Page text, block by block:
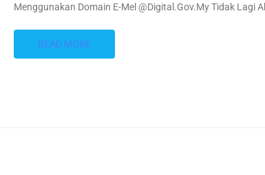
Menggunakan Domain E-Mel @digital.gov.my Tidak Lagi
READ MORE